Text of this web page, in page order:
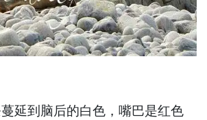
延到脑后的白色，嘴巴是红色